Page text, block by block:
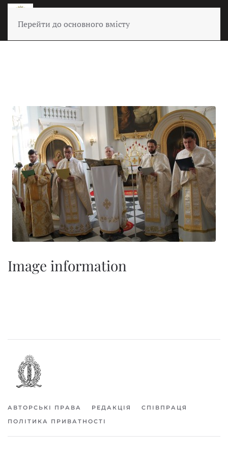
Перейти до основного вмісту
Image information
АВТОРСЬКІ ПРАВА РЕДАКЦІЯ
СПІВПРАЦЯ
ПОЛІТИКА ПРИВАТНОСТІ